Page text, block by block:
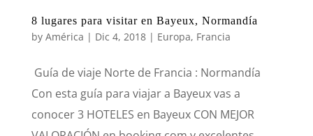
8 lugares para visitar en Bayeux, Normandía
by América | Dic 4, 2018| Europa, Francia
Guía de viaje Norte de Francia : Normandía
Con esta guía para viajar a Bayeux vas a
conocer 3 HOTELES en Bayeux CON MEJOR